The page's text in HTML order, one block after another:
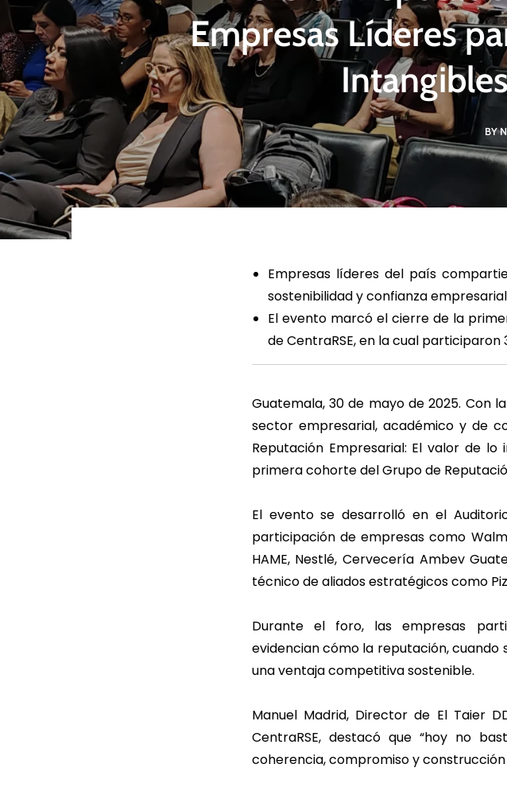
LEER MÁS LEER MÁS
Empresas Líderes
BY
Empresas líderes del país
sostenibilidad y confianza
El evento marcó el cierre de la
de CentraRSE, en la cual participaron
Guatemala, 30 de mayo de 2025. Con
sector empresarial, académico y de
Reputación Empresarial: El valor de
primera cohorte del Grupo de
El evento se desarrolló en el
participación de empresas como
HAME, Nestlé, Cervecería Ambev
técnico de aliados estratégicos como
Durante el foro, las empresas
evidencian cómo la reputación,
una ventaja competitiva sostenible.
Manuel Madrid, Director de El Taier
CentraRSE, destacó que “hoy no
coherencia, compromiso y construcción